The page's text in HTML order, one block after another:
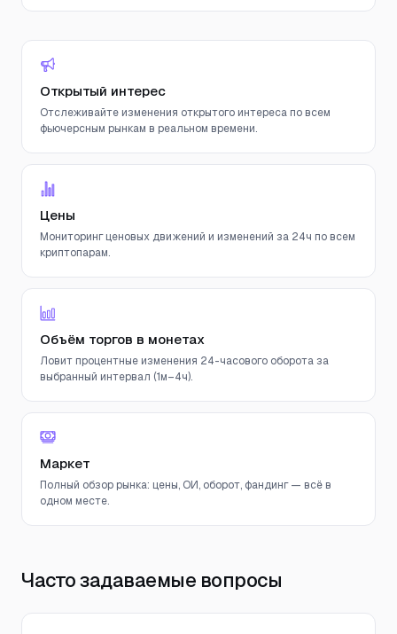
Открытый интерес
Отслеживайте изменения открытого интереса по всем
фьючерсным рынкам в реальном времени.
Цены
Мониторинг ценовых движений и изменений за 24ч по всем
криптопарам.
Объём торгов в монетах
Ловит процентные изменения 24-часового оборота за
выбранный интервал (1м–4ч).
Маркет
Полный обзор рынка: цены, ОИ, оборот, фандинг — всё в
одном месте.
Часто задаваемые вопросы